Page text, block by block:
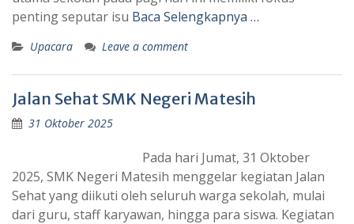
penting seputar isu Baca Selengkapnya …
Upacara Leave a comment
Jalan Sehat SMK Negeri Matesih
31 Oktober 2025
Pada hari Jumat, 31 Oktober
2025, SMK Negeri Matesih menggelar kegiatan Jalan
Sehat yang diikuti oleh seluruh warga sekolah, mulai
dari guru, staff karyawan, hingga para siswa. Kegiatan